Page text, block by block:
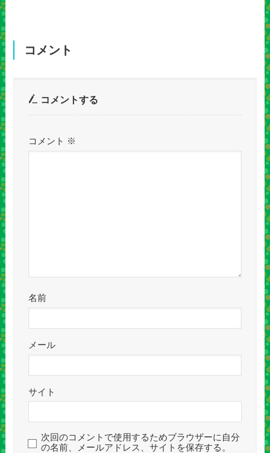
コメント
コメントする
コメント ※
名前
メール
サイト
次回のコメントで使用するためブラウザーに自分
の名前、メールアドレス、サイトを保存する。